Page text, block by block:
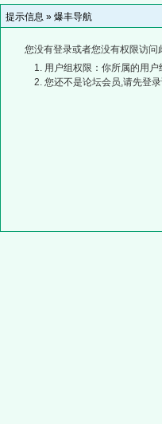
提示信息 » 爆丰导航
您没有登录或者您没有权限访
用户组权限：你所属的用
您还不是论坛会员,请先登